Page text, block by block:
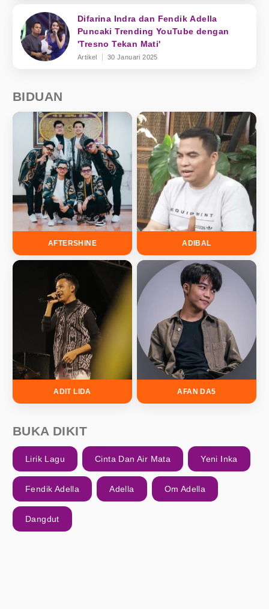
Difarina Indra dan Fendik Adella
Puncaki Trending YouTube dengan
'Tresno Tekan Mati'
Artikel 30 Januari 2025
BIDUAN
AFTERSHINE ADIBAL
ADIT LIDA AFAN DA5
BUKA DIKIT
Lirik Lagu Cinta Dan Air Mata Yeni Inka
Fendik Adella Adella Om Adella
Dangdut